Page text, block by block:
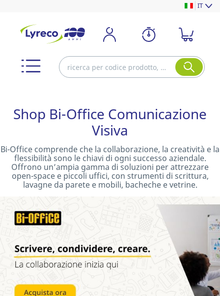
IT
Shop Bi-Office Comunicazione
Visiva
Bi-Office comprende che la collaborazione, la creatività e la
flessibilità sono le chiavi di ogni successo aziendale.
Offrono un’ampia gamma di soluzioni per attrezzare
open-space e piccoli uffici, con strumenti di scrittura,
lavagne da parete e mobili, bacheche e vetrine.